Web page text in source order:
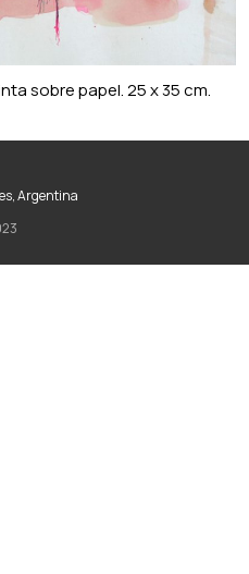
sobre papel. 25 x 35 cm.
Argentina